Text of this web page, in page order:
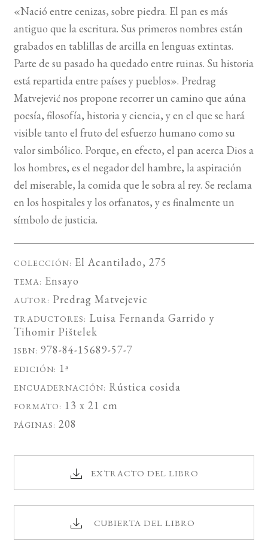
BUSCAR
LISTA DE LIBROS
«Nació entre cenizas, sobre piedra. El pan es más
antiguo que la escritura. Sus primeros nombres están
grabados en tablillas de arcilla en lenguas extintas.
Parte de su pasado ha quedado entre ruinas. Su historia
está repartida entre países y pueblos». Predrag
Matvejević nos propone recorrer un camino que aúna
poesía, filosofía, historia y ciencia, y en el que se hará
visible tanto el fruto del esfuerzo humano como su
valor simbólico. Porque, en efecto, el pan acerca Dios a
los hombres, es el negador del hambre, la aspiración
del miserable, la comida que le sobra al rey. Se reclama
en los hospitales y los orfanatos, y es finalmente un
símbolo de justicia.
COLECCIÓN: El Acantilado, 275
TEMA: Ensayo
AUTOR: Predrag Matvejevic
TRADUCTORES: Luisa Fernanda Garrido y
Tihomir Pištelek
ISBN: 978-84-15689-57-7
EDICIÓN: 1ª
ENCUADERNACIÓN: Rústica cosida
FORMATO: 13 x 21 cm
PÁGINAS: 208
EXTRACTO DEL LIBRO
CUBIERTA DEL LIBRO